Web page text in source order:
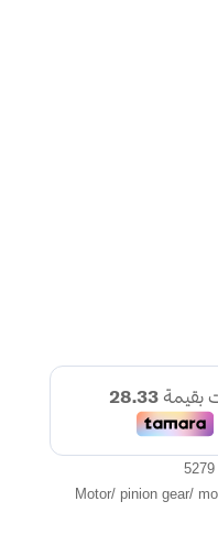
Motor/ pinion gear/